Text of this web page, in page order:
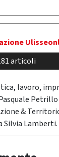
articoli
lavoro,
&
Silvia Lamberti.